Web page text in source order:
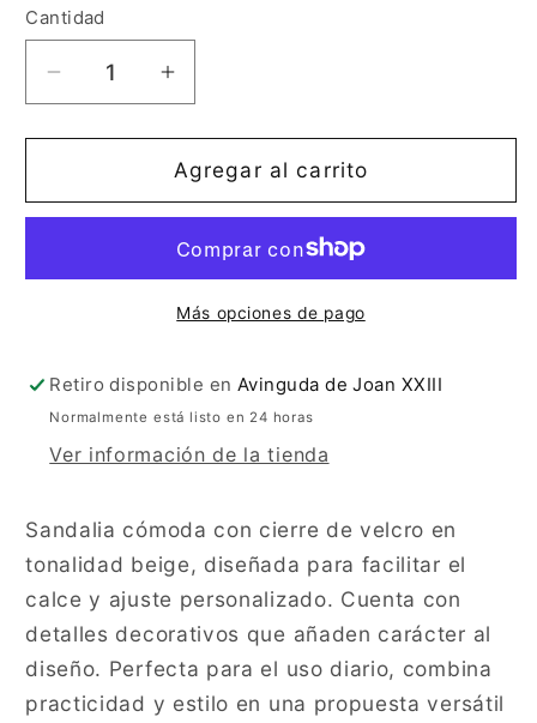
no
disponible
Cantidad
Cantidad
Reducir
cantidad
para
SANDALIA
VELCRO
Aumentar
cantidad
para
SANDALIA
VELCRO
A14725
Agregar al carrito
Más opciones de pago
Retiro disponible en Avinguda de Joan XXIII
Normalmente está listo en 24 horas
Ver información de la tienda
Sandalia cómoda con cierre de velcro en
tonalidad beige, diseñada para facilitar el
calce y ajuste personalizado. Cuenta con
detalles decorativos que añaden carácter al
diseño. Perfecta para el uso diario, combina
practicidad y estilo en una propuesta versátil